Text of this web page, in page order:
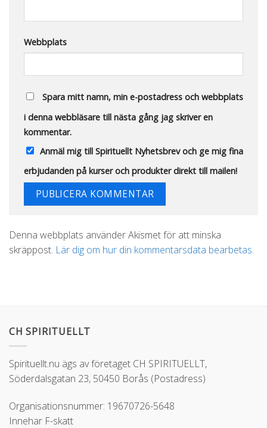
Webbplats
Spara mitt namn, min e-postadress och webbplats
i denna webbläsare till nästa gång jag skriver en
kommentar.
Anmäl mig till Spirituellt Nyhetsbrev och ge mig fina
erbjudanden på kurser och produkter direkt till mailen!
Denna webbplats använder Akismet för att minska
skräppost. Lär dig om hur din kommentarsdata bearbetas.
CH SPIRITUELLT
Spirituellt.nu ägs av företaget CH SPIRITUELLT,
Söderdalsgatan 23, 50450 Borås (Postadress)
Organisationsnummer: 19670726-5648
Innehar F-skatt